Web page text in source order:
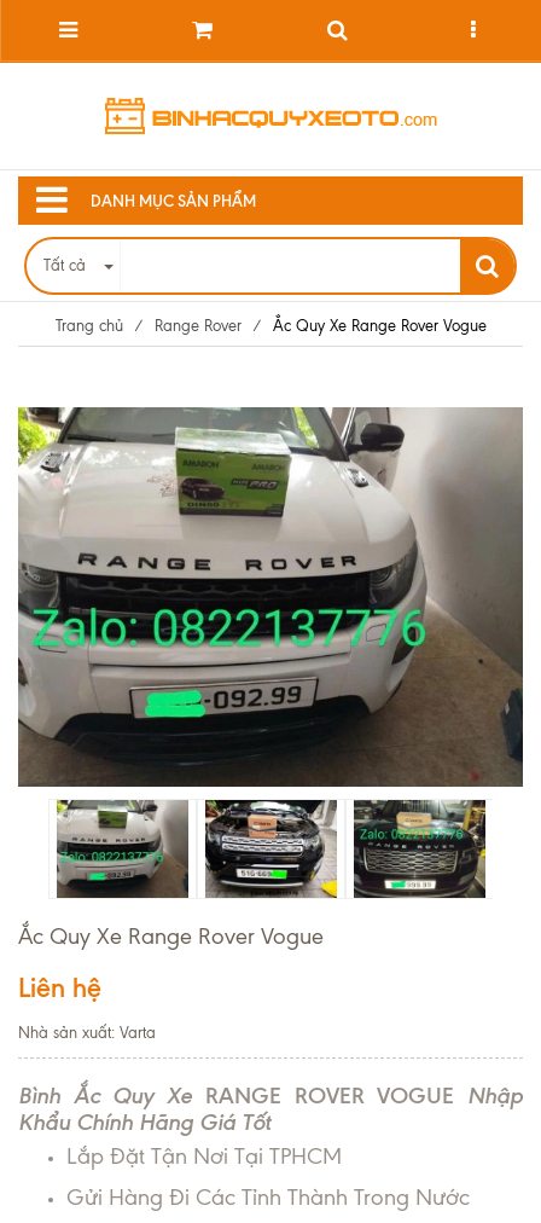
DANH MỤC SẢN PHẨM
Tất cả
Trang chủ / Range Rover / Ắc Quy Xe Range Rover Vogue
Ắc Quy Xe Range Rover Vogue
Liên hệ
Nhà sản xuất: Varta
Bình Ắc Quy Xe RANGE ROVER VOGUE Nhập
Khẩu Chính Hãng Giá Tốt
Lắp Đặt Tận Nơi Tại TPHCM
Gửi Hàng Đi Các Tỉnh Thành Trong Nước